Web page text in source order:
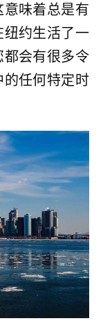
味着总是有
约生活了一
都会有很多令
的任何特定时